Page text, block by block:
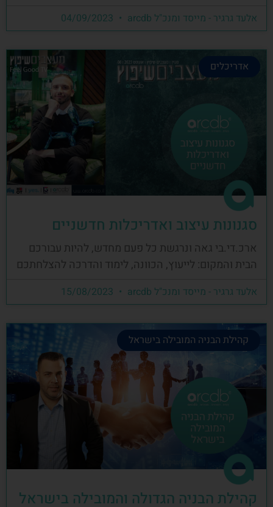
אלעד גרגיר - מייסד ומנכ"ל arcdb
אדריכלים
סגנונות עיצוב ואדריכלות חדשניים
ארכ.די.בי גאה ונרגשת כל פעם מחדש, להיות עבורכם
הבית והמקום: לייעוץ, הכוונה, לימוד והדרכה להצלחתכם
אלעד גרגיר - מייסד ומנכ"ל arcdb
קהילת הבניה המובילה בישראל
קהילת הבניה הגדולה והמובילה בישראל